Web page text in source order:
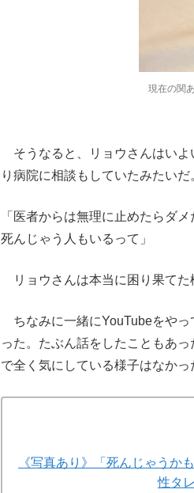
現在の関
そうなると、リョウさんはいよ
り病院に相談もしていたみたいだ
「医者からは無理に止めたらダ
死んじゃう人もいるって」
リョウさんは本当に困り果てた
ちなみに一緒にYouTubeをやっ
った。たぶん話をしたこともあ
で全く気にしている様子はなかっ
《写真あり》「死んじゃう
性タ